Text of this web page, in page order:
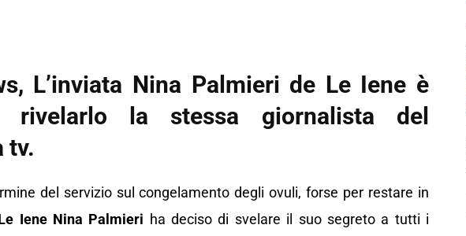
L’inviata Nina Palmieri de Le Iene è
rivelarlo la stessa giornalista del
tv.
del servizio sul congelamento degli ovuli, forse per restare in
Iene Nina Palmieri ha deciso di svelare il suo segreto a tutti i